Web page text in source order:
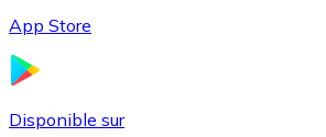
App Store
Disponible sur